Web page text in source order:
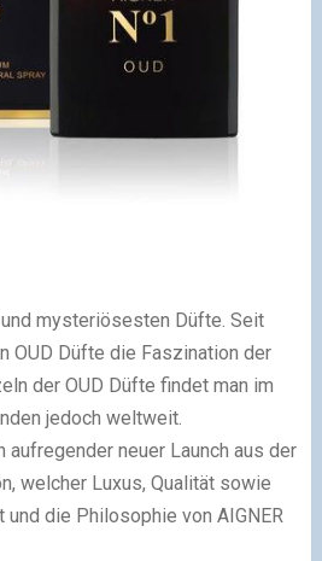
mysteriösesten Düfte. Seit
OUD Düfte die Faszination der
der OUD Düfte findet man im
jedoch weltweit.
aufregender neuer Launch aus der
welcher Luxus, Qualität sowie
die Philosophie von AIGNER